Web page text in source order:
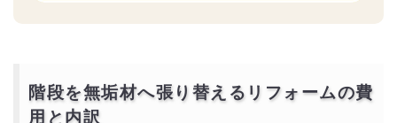
階段を無垢材へ張り替えるリフォームの費
用と内訳